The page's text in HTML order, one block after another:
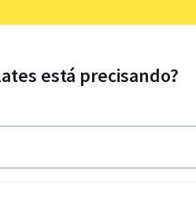
está precisando?